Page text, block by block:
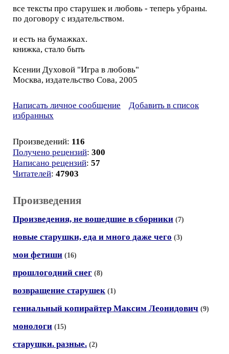
все тексты про старушек и любовь - теперь убраны.
по договору с издательством.
и есть на бумажках.
книжка, стало быть
Ксении Духовой "Игра в любовь"
Москва, издательство Сова, 2005
Написать личное сообщение
Добавить в список
избранных
Произведений: 116
Получено рецензий: 300
Написано рецензий: 57
Читателей: 47903
Произведения
Произведения, не вошедшие в сборники (7)
новые старушки, еда и много даже чего (3)
мои фетиши (16)
прошлогодний снег (8)
возвращение старушек (1)
гениальный копирайтер Максим Леонидович (9)
монологи (15)
старушки. разные. (2)